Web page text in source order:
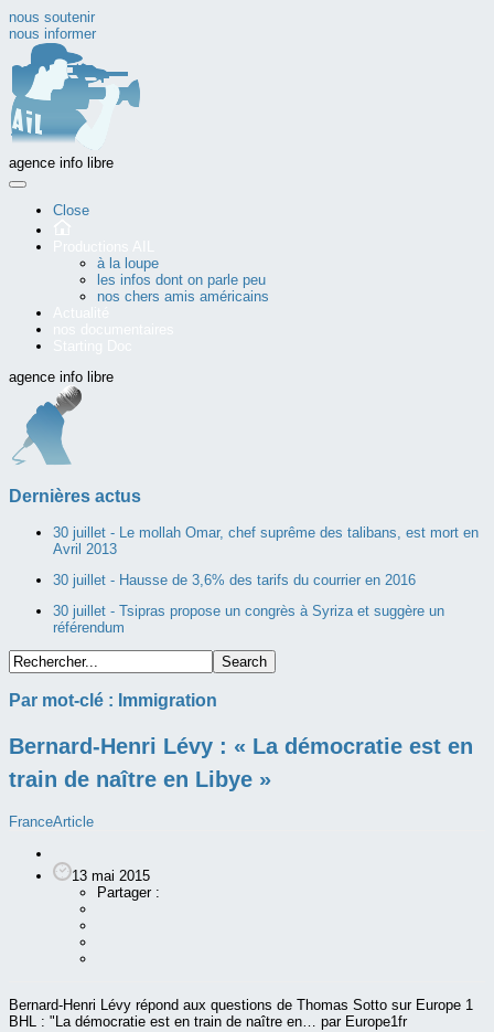
nous soutenir
nous informer
agence info libre
Close
à la loupe
les infos dont on parle peu
nos chers amis américains
agence info libre
Dernières actus
30 juillet - Le mollah Omar, chef suprême des talibans, est mort en
Avril 2013
30 juillet - Hausse de 3,6% des tarifs du courrier en 2016
30 juillet - Tsipras propose un congrès à Syriza et suggère un
référendum
Par mot-clé : Immigration
Bernard-Henri Lévy : « La démocratie est en
train de naître en Libye »
FranceArticle
13 mai 2015
Partager :
Bernard-Henri Lévy répond aux questions de Thomas Sotto sur Europe 1
BHL : "La démocratie est en train de naître en… par Europe1fr